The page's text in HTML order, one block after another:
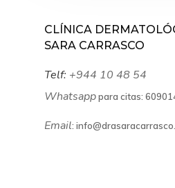
CLÍNICA
SARA CARRASCO
Telf: +944 10 48 54
Whatsapppara citas:
Email: